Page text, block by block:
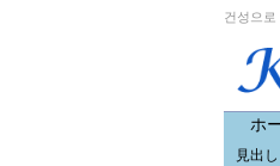
건성으로
ホ
見出し